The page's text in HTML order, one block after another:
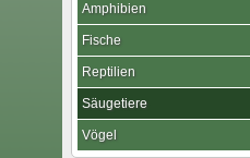
Amphibien
Fische
Reptilien
Säugetiere
Vögel